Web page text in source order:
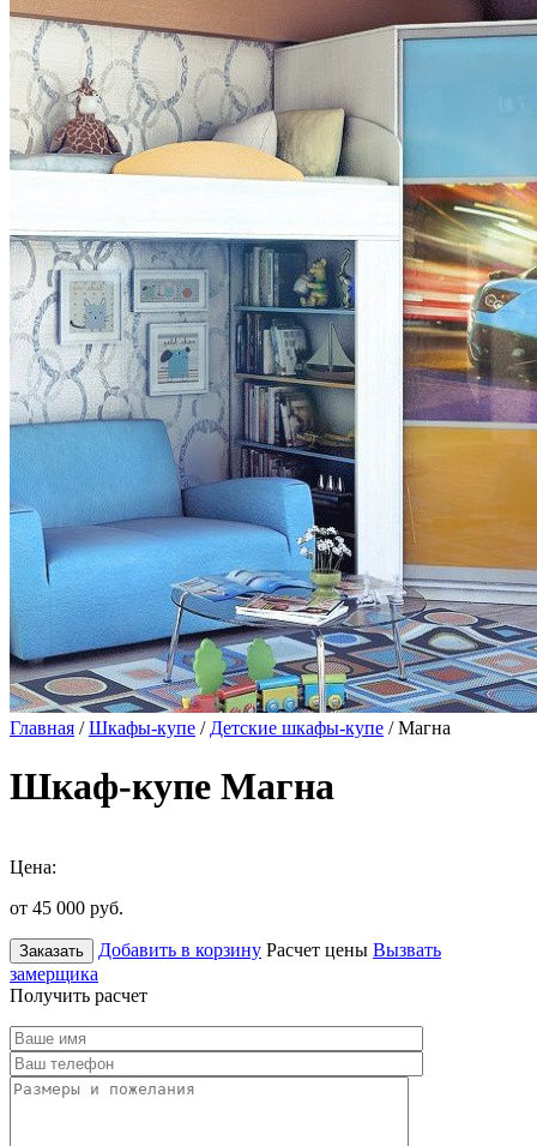
Главная /Шкафы-купе / Детские шкафы-купе / Магна
Шкаф-купе Магна
Цена:
от 45 000 руб.
Заказать Добавить в корзину Расчет цены Вызвать
замерщика
Получить расчет